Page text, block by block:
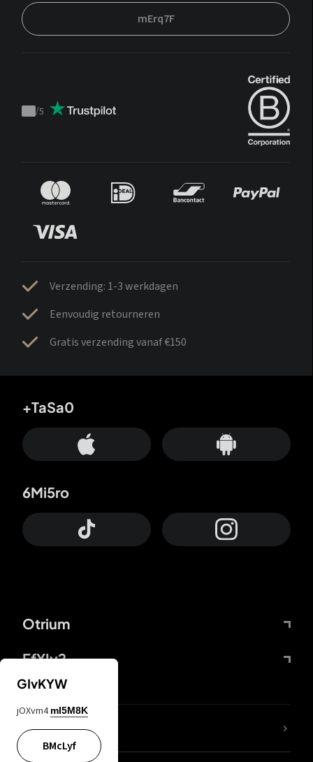
mErq7F
Trustpilot
/5
Verzending: 1-3 werkdagen
Eenvoudig retourneren
Gratis verzending vanaf €150
Otrium
FfYIy2
+TaSa0
6Mi5ro
KIjvtr
GIvKYW
jOXvm4 mI5M8K
BMcLyf